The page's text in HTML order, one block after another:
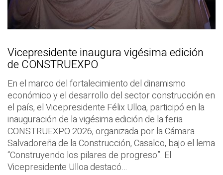
Vicepresidente inaugura vigésima edición
de CONSTRUEXPO
En el marco del fortalecimiento del dinamismo
económico y el desarrollo del sector construcción en
el país, el Vicepresidente Félix Ulloa, participó en la
inauguración de la vigésima edición de la feria
CONSTRUEXPO 2026, organizada por la Cámara
Salvadoreña de la Construcción, Casalco, bajo el lema
“Construyendo los pilares de progreso”. El
Vicepresidente Ulloa destacó…